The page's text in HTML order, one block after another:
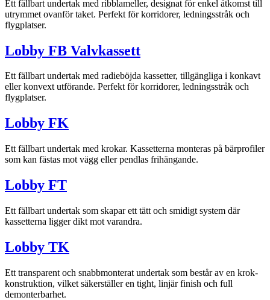
Ett fällbart undertak med ribblameller, designat för enkel åtkomst till
utrymmet ovanför taket. Perfekt för korridorer, ledningsstråk och
flygplatser.
Lobby FB Valvkassett
Ett fällbart undertak med radieböjda kassetter, tillgängliga i konkavt
eller konvext utförande. Perfekt för korridorer, ledningsstråk och
flygplatser.
Lobby FK
Ett fällbart undertak med krokar. Kassetterna monteras på bärprofiler
som kan fästas mot vägg eller pendlas frihängande.
Lobby FT
Ett fällbart undertak som skapar ett tätt och smidigt system där
kassetterna ligger dikt mot varandra.
Lobby TK
Ett transparent och snabbmonterat undertak som består av en krok-
konstruktion, vilket säkerställer en tight, linjär finish och full
demonterbarhet.